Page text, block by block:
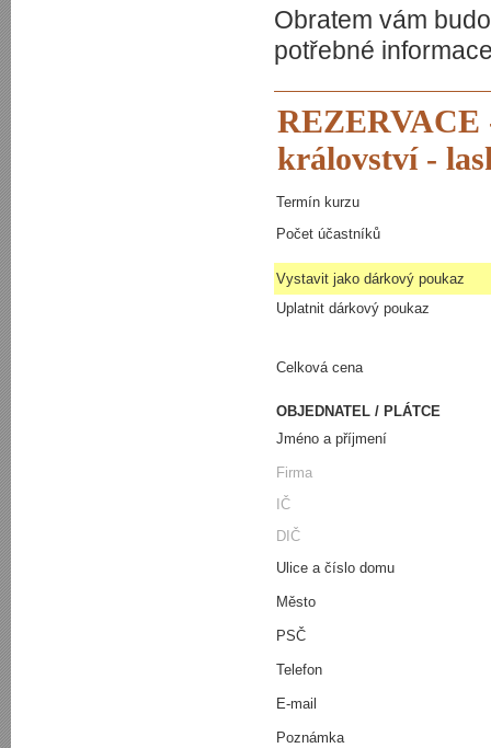
Obratem vám
potřebné
REZERVACE
království -
Termín kurzu
Počet účastníků
Vystavit jako dárkový poukaz
Uplatnit dárkový poukaz
Celková cena
OBJEDNATEL / PLÁTCE
Jméno a příjmení
Firma
IČ
DIČ
Ulice a číslo domu
Město
PSČ
Telefon
E-mail
Poznámka